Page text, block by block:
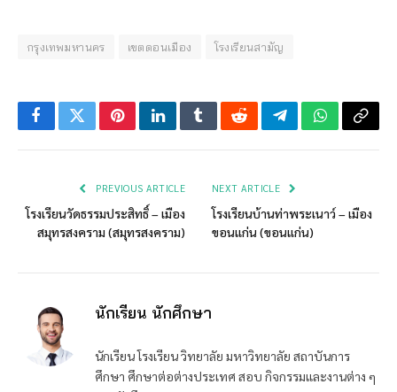
กรุงเทพมหานคร เขตดอนเมือง โรงเรียนสามัญ
FacebookTwitterPinterestLinkedInTumblrRedditTelegramWhatsApp
Copy
PREVIOUS ARTICLE
โรงเรียนวัดธรรมประสิทธิ์ – เมือง
สมุทรสงคราม (สมุทรสงคราม)
NEXT ARTICLE
โรงเรียนบ้านท่าพระเนาว์ – เมือง
ขอนแก่น (ขอนแก่น)
นักเรียน นักศึกษา
นักเรียน โรงเรียน วิทยาลัย มหาวิทยาลัย สถาบันการ
ศึกษา ศึกษาต่อต่างประเทศ สอบ กิจกรรมและงานต่าง ๆ